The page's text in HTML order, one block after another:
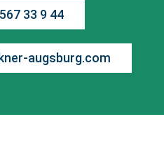
33 9 44
augsburg.com